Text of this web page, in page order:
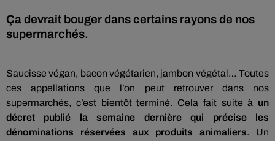
Ça devrait bouger dans certains rayons de nos
supermarchés.
Saucisse végan, bacon végétarien, jambon végétal… Toutes
ces appellations que l’on peut retrouver dans nos
supermarchés, c’est bientôt terminé. Cela fait suite à un
décret publié la semaine dernière qui précise les
dénominations réservées aux produits animaliers. Un